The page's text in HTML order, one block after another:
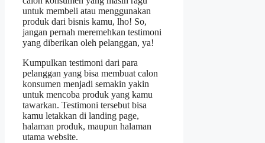
untuk membeli atau menggunakan
produk dari bisnis kamu, lho! So,
jangan pernah meremehkan testimoni
yang diberikan oleh pelanggan, ya!
Kumpulkan testimoni dari para
pelanggan yang bisa membuat calon
konsumen menjadi semakin yakin
untuk mencoba produk yang kamu
tawarkan. Testimoni tersebut bisa
kamu letakkan di landing page,
halaman produk, maupun halaman
utama website.